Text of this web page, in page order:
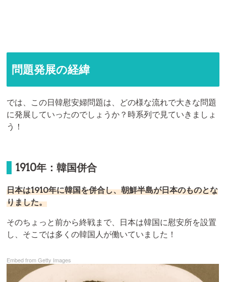
問題発展の経緯
では、この日韓慰安婦問題は、どの様な流れで大きな問題
に発展していったのでしょうか？時系列で見ていきましょ
う！
1910年：韓国併合
日本は1910年に韓国を併合し、朝鮮半島が日本のものとな
りました。
そのちょっと前から終戦まで、日本は韓国に慰安所を設置
し、そこでは多くの韓国人が働いていました！
Embed from Getty Images